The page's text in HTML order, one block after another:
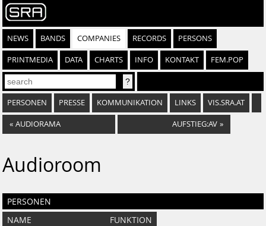
NEWS BANDS COMPANIES RECORDS PERSONS
PRINTMEDIA DATA CHARTS INFO KONTAKT FEM.POP
PERSONEN PRESSE KOMMUNIKATION LINKS VIS.SRA.AT
« AUDIORAMA AUFSTIEG:AV »
Audioroom
PERSONEN
NAME
FUNKTION